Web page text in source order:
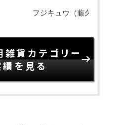
フジキュウ（藤久） 様
雑貨カテゴリー
を見る